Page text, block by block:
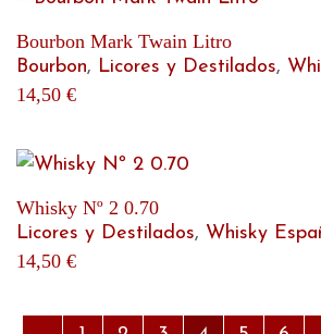
Bourbon Mark Twain Litro
Bourbon, Licores y Destilados,
14,50 €
Whisky Nº 2 0.70
Licores y Destilados, Whisky
14,50 €